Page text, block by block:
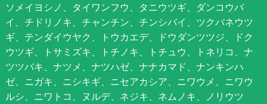
ソメイヨシノ、タイワンフウ、タニウツギ、ダンコウバ
イ、チドリノキ、チャンチン、チンシバイ、ツクバネウツ
ギ、テンダイウヤク、トウカエデ、ドウダンツツジ、ドク
ウツギ、トサミズキ、トチノキ、トチュウ、トネリコ、ナ
ツツバキ、ナツメ、ナツハゼ、ナナカマド、ナンキンハ
ゼ、ニガキ、ニシキギ、ニセアカシア、ニワウメ、ニワウ
ルシ、ニワトコ、ヌルデ、ネジキ、ネムノキ、ノリウツ